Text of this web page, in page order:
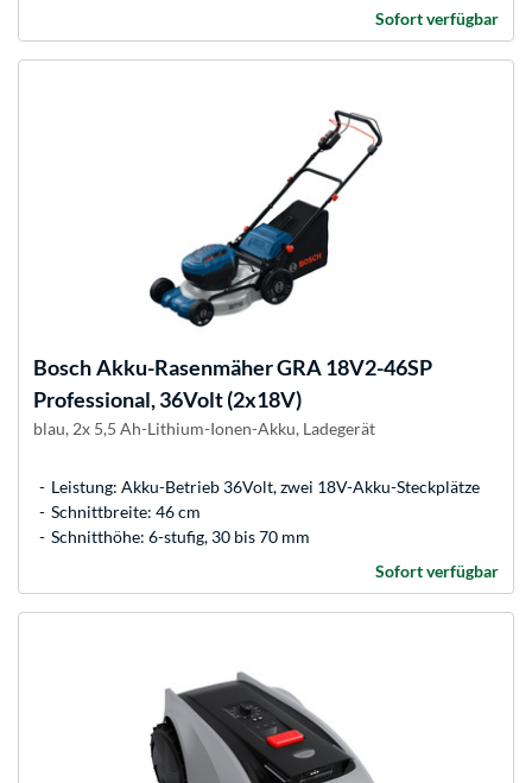
Sofort verfügbar
BoschAkku-Rasenmäher GRA 18V2-46SP
Professional, 36Volt (2x18V)
blau, 2x 5,5 Ah-Lithium-Ionen-Akku, Ladegerät
Leistung: Akku-Betrieb 36Volt, zwei 18V-Akku-Steckplätze
Schnittbreite: 46 cm
Schnitthöhe: 6-stufig, 30 bis 70 mm
Sofort verfügbar